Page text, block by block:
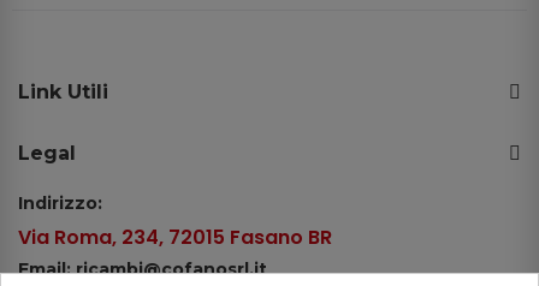
Link Utili
Legal
Indirizzo:
Via Roma, 234, 72015 Fasano BR
Email: ricambi@cofanosrl.it